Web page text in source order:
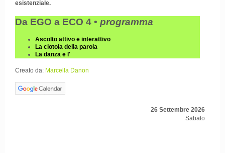
esistenziale.
Da EGO a ECO 4 • programma
Ascolto attivo e interattivo
La ciotola della parola
La danza e l'
Creato da: Marcella Danon
26 Settembre 2026
Sabato